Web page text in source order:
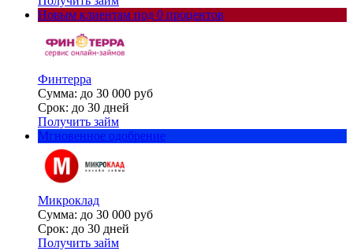
Новым клиентам под 0 процентов
Финтерра
Сумма: до 30 000 руб
Срок: до 30 дней
Получить займ
Мгновенное одобрение
Микроклад
Сумма: до 30 000 руб
Срок: до 30 дней
Получить займ